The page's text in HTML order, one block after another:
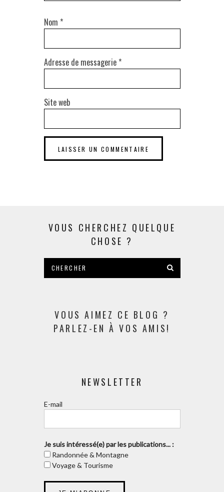
Nom *
Adresse de messagerie *
Site web
VOUS CHERCHEZ QUELQUE
CHOSE ?
VOUS AIMEZ CE BLOG ?
PARLEZ-EN À VOS AMIS!
NEWSLETTER
E-mail
Je suis intéressé(e) par les publications... :
Randonnée & Montagne
Voyage & Tourisme